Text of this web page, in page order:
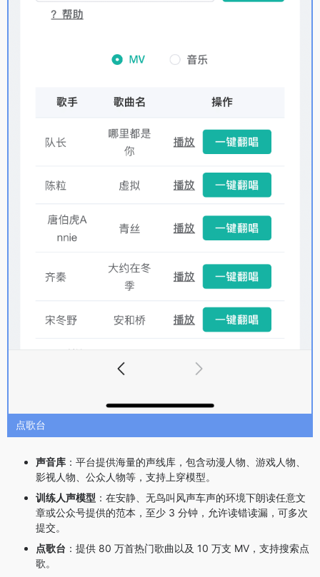
点歌台
声音库 ：平台提供海量的声线库，包含动漫人物、游戏人物、
影视人物、公众人物等，支持上穿模型。
训练人声模型 ：在安静、无鸟叫风声车声的环境下朗读任意文
章或公众号提供的范本，至少 3 分钟，允许读错读漏，可多次
提交。
点歌台 ：提供 80 万首热门歌曲以及 10 万支 MV，支持搜索点
歌。